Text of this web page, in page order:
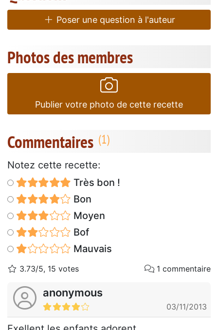
Poser une question à l'auteur
Photos des membres
Publier votre photo de cette recette
Commentaires
Notez cette recette:
Très bon !
Bon
Moyen
Bof
Mauvais
3.73/5, 15 votes 1 commentaire
anonymous
03/11/2013